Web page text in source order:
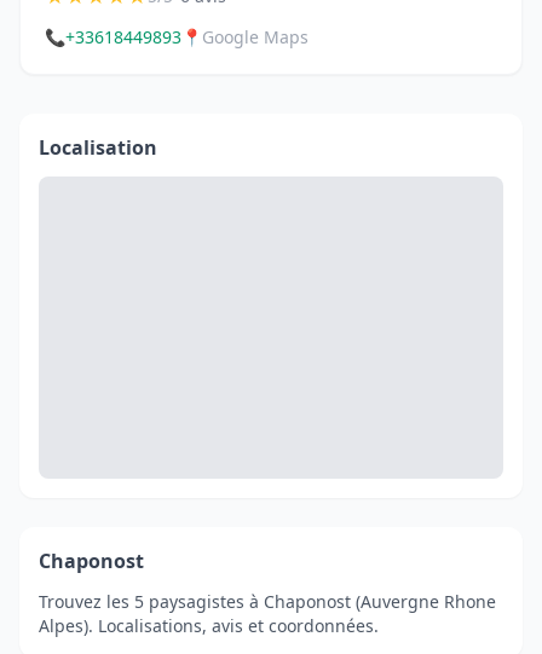
📞+33618449893 📍 Google Maps
Localisation
Chaponost
Trouvez les 5 paysagistes à Chaponost (Auvergne Rhone
Alpes). Localisations, avis et coordonnées.